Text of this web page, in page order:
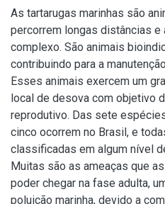
As tartarugas marinhas são
percorrem longas distâncias
complexo. São animais
contribuindo para a
Esses animais exercem um
local de desova com objetivo
reprodutivo. Das sete
cinco ocorrem no Brasil, e
classificadas em algum nível
Muitas são as ameaças que
poder chegar na fase adulta,
poluição marinha, devido a